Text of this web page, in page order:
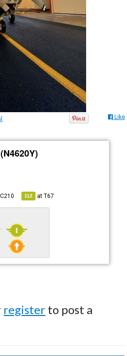
Like
C210 112 atT67
register to post a